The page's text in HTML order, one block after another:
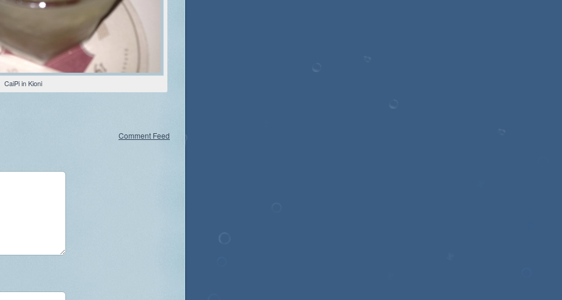
CaiPi in Kioni
Comment Feed